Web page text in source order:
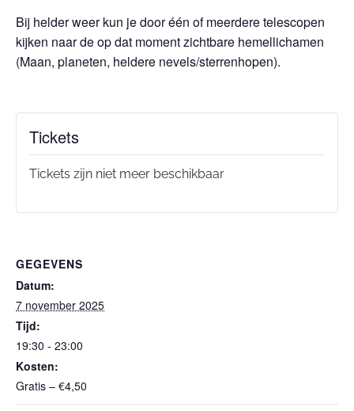
Bij helder weer kun je door één of meerdere telescopen
kijken naar de op dat moment zichtbare hemellichamen
(Maan, planeten, heldere nevels/sterrenhopen).
GEGEVENS
Datum:
7 november 2025
Tijd:
19:30 - 23:00
Kosten:
Gratis – €4,50
Tickets
Tickets zijn niet meer beschikbaar